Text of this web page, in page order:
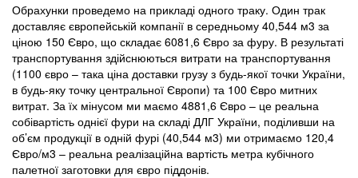
Обрахунки проведемо на прикладі одного траку. Один трак
доставляє європейській компанії в середньому 40,544 м3 за
ціною 150 Євро, що складає 6081,6 Євро за фуру. В результаті
транспортування здійснюються витрати на транспортування
(1100 євро – така ціна доставки грузу з будь-якої точки України,
в будь-яку точку центральної Європи) та 100 Євро митних
витрат. За їх мінусом ми маємо 4881,6 Євро – це реальна
собівартість однієї фури на складі ДЛГ України, поділивши на
об’єм продукції в одній фурі (40,544 м3) ми отримаємо 120,4
Євро/м3 – реальна реалізаційна вартість метра кубічного
палетної заготовки для євро піддонів.